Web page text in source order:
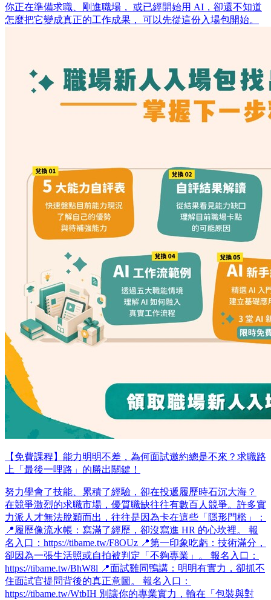
你正在準備求職、剛進職場， 或已經開始用 AI，卻還不知道
怎麼把它變成真正的工作成果， 可以先從這份入場包開始。 ​
【免費課程】能力明明不差，為何面試邀約總是不來？求職路
上「最後一哩路」的勝出關鍵！
努力學會了技能、累積了經驗，卻在投遞履歷時石沉大海？
在競爭激烈的求職市場，優質職缺往往有數百人競爭。許多實
力派人才無法脫穎而出，往往是因為卡在這些「隱形門檻」：
📍履歷像流水帳：寫滿了經歷，卻沒寫進 HR 的心坎裡。 報
名入口：https://tibame.tw/F8OUz 📍第一印象吃虧：技術滿分，
卻因為一張生活照或自拍被判定「不夠專業」。 報名入口：
https://tibame.tw/BhW8l 📍面試雞同鴨講：明明有實力，卻抓不
住面試官提問背後的真正意圖。 報名入口：
https://tibame.tw/WtbIH 別讓你的專業實力，輸在「包裝與對